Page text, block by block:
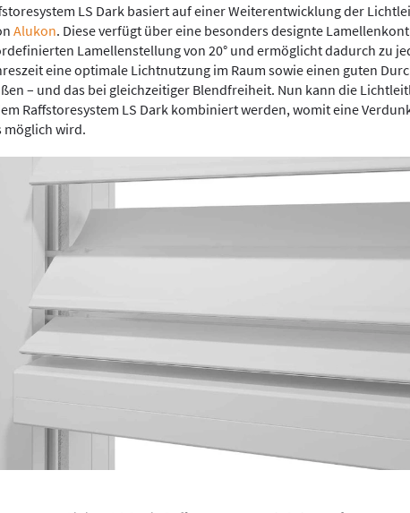
LS Dark basiert auf einer Weiterentwicklung der
Alukon. Diese verfügt über eine besonders designte
Lamellenstellung von 20° und ermöglicht dadurch zu
eine optimale Lichtnutzung im Raum sowie einen guten
– und das bei gleichzeitiger Blendfreiheit. Nun kann die
Raffstoresystem LS Dark kombiniert werden, womit eine
möglich wird.